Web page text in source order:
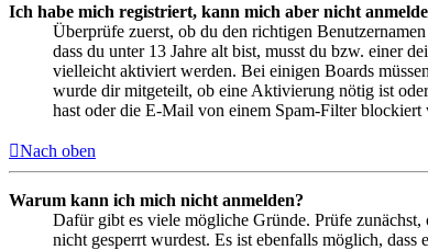
Ich habe mich registriert, kann mich aber nicht
Überprüfe zuerst, ob du den richtigen
dass du unter 13 Jahre alt bist, musst du bzw. einer
vielleicht aktiviert werden. Bei einigen Boards
wurde dir mitgeteilt, ob eine Aktivierung nötig ist
hast oder die E-Mail von einem Spam-Filter
Nach oben
Warum kann ich mich nicht anmelden?
Dafür gibt es viele mögliche Gründe. Prüfe
nicht gesperrt wurdest. Es ist ebenfalls möglich,